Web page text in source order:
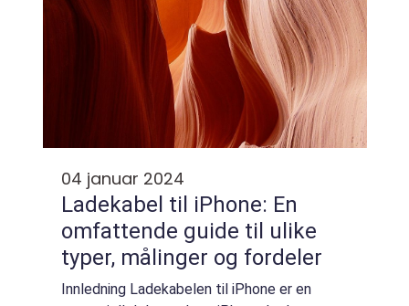
04 januar 2024
Ladekabel til iPhone: En
omfattende guide til ulike
typer, målinger og fordeler
Innledning Ladekabelen til iPhone er en